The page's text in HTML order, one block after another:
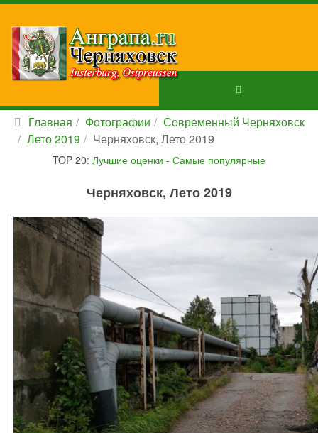
Главная Фотографии
Современный Черняховск
Лето 2019
Черняховск, Лето 2019
TOP 20: Лучшие оценки - Самые популярные
Черняховск, Лето 2019